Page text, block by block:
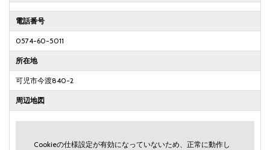
電話番号
0574-60-5011
所在地
可児市今渡840-2
周辺地図
Cookieの仕様設定が有効になっていないため、正常に動作し